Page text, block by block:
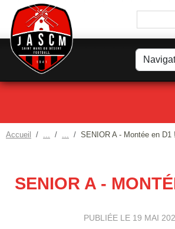
Accueil SENIOR A - Montée en D1 !
SENIOR A -
PUBLIÉE LE 19 MAI
Panneau de gestion des cookies